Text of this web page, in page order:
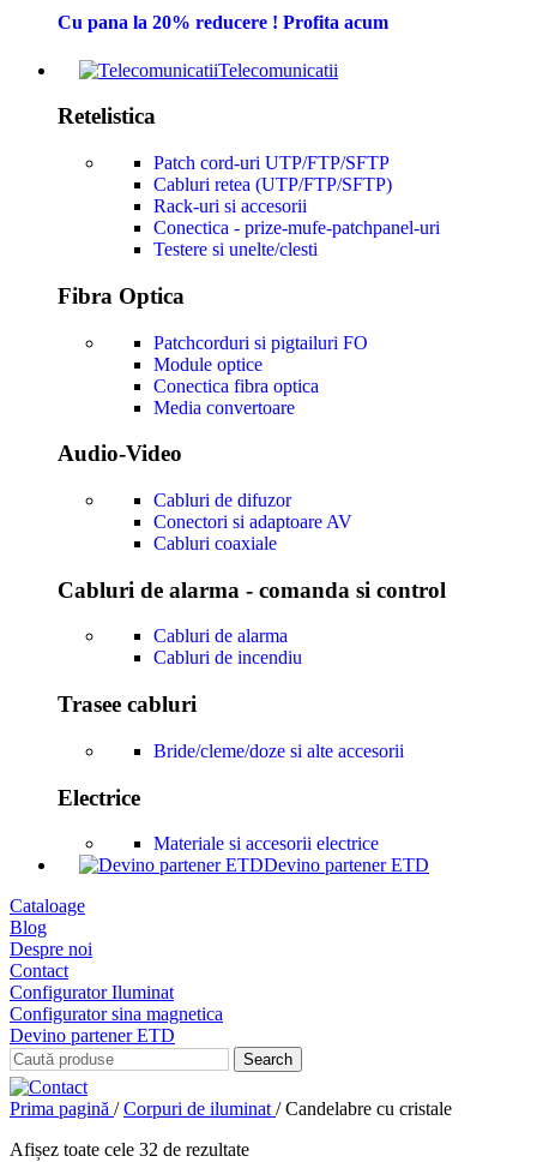
Cu pana la 20% reducere ! Profita acum
Telecomunicatii
Retelistica
Patch cord-uri UTP/FTP/SFTP
Cabluri retea (UTP/FTP/SFTP)
Rack-uri si accesorii
Conectica - prize-mufe-patchpanel-uri
Testere si unelte/clesti
Fibra Optica
Patchcorduri si pigtailuri FO
Module optice
Conectica fibra optica
Media convertoare
Audio-Video
Cabluri de difuzor
Conectori si adaptoare AV
Cabluri coaxiale
Cabluri de alarma - comanda si control
Cabluri de alarma
Cabluri de incendiu
Trasee cabluri
Bride/cleme/doze si alte accesorii
Electrice
Materiale si accesorii electrice
Devino partener ETD
Cataloage
Blog
Despre noi
Contact
Configurator Iluminat
Configurator sina magnetica
Devino partener ETD
Search
Prima pagină / Corpuri de iluminat / Candelabre cu cristale
Afișez toate cele 32 de rezultate